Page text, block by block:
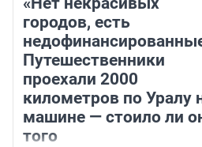
городов, есть
Путешественники
проехали 2000
километров по Уралу
машине — стоило ли
того